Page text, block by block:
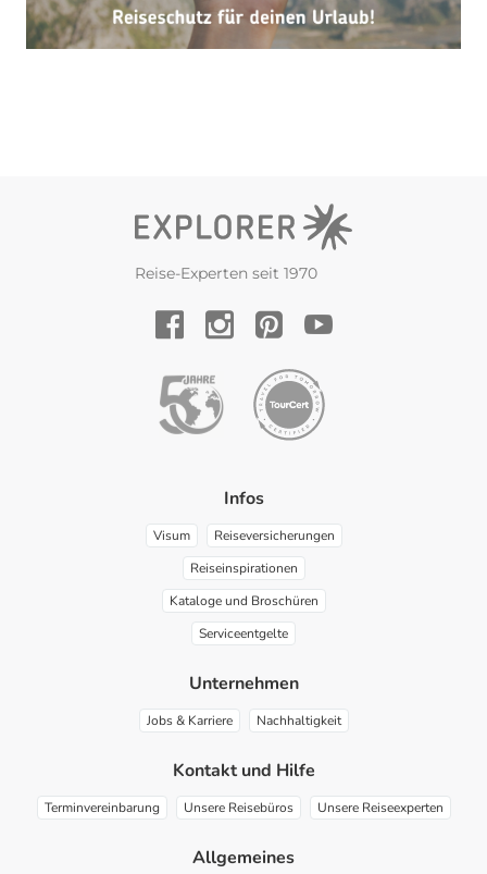
Reise-Experten seit 1970
Infos
Visum
Reiseversicherungen
Reiseinspirationen
Kataloge und Broschüren
Serviceentgelte
Unternehmen
Jobs & Karriere Nachhaltigkeit
Kontakt und Hilfe
Terminvereinbarung Unsere Reisebüros Unsere Reiseexperten
Allgemeines